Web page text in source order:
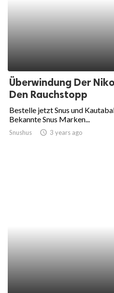
Überwindung Der
Den Rauchstopp
Bestelle jetzt Snus und
Bekannte Snus Marken...
Snushus access_time 3 years ago